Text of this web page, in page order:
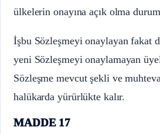
ülkelerin onayına açık olma
İşbu Sözleşmeyi onaylayan fakat
yeni Sözleşmeyi onaylamayan
Sözleşme mevcut şekli ve
halükarda yürürlükte kalır.
MADDE 17